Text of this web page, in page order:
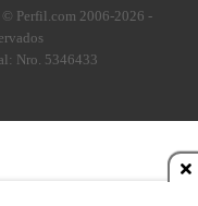
© Perfil.com 2006-2026 -
Nro. 5346433